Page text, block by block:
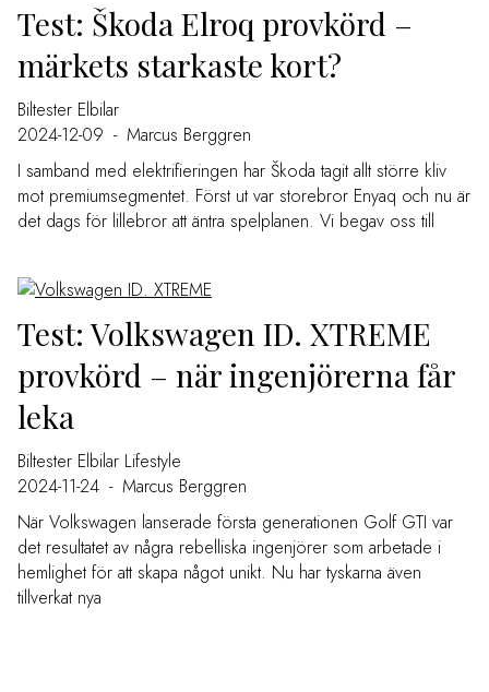
Test: Škoda Elroq provkörd –
märkets starkaste kort?
Biltester Elbilar
2024-12-09 - Marcus Berggren
I samband med elektrifieringen har Škoda tagit allt större kliv
mot premiumsegmentet. Först ut var storebror Enyaq och nu är
det dags för lillebror att äntra spelplanen. Vi begav oss till
Test: Volkswagen ID. XTREME
provkörd – när ingenjörerna får
leka
Biltester Elbilar Lifestyle
2024-11-24 - Marcus Berggren
När Volkswagen lanserade första generationen Golf GTI var
det resultatet av några rebelliska ingenjörer som arbetade i
hemlighet för att skapa något unikt. Nu har tyskarna även
tillverkat nya